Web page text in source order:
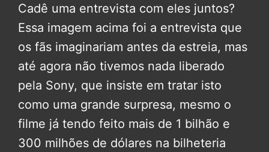
Cadê uma entrevista com eles juntos?
Essa imagem acima foi a entrevista que
os fãs imaginariam antes da estreia, mas
até agora não tivemos nada liberado
pela Sony, que insiste em tratar isto
como uma grande surpresa, mesmo o
filme já tendo feito mais de 1 bilhão e
300 milhões de dólares na bilheteria